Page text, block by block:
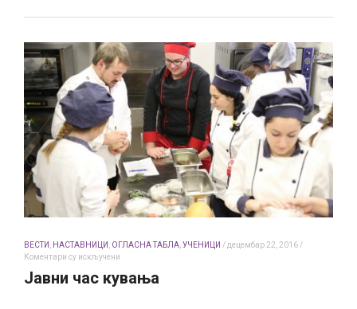
ВЕСТИ НАСТАВНИЦИ ОГЛАСНА ТАБЛА УЧЕНИЦИ / децембар 22, 2016 /
Коментари су искључени
час
Јавни час кувања